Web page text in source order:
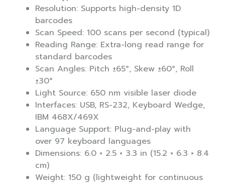
Resolution: Supports high-density 1D
barcodes
Scan Speed: 100 scans per second (typical)
Reading Range: Extra-long read range for
standard barcodes
Scan Angles: Pitch ±65°, Skew ±60°, Roll
±30°
Light Source: 650 nm visible laser diode
Interfaces: USB, RS-232, Keyboard Wedge,
IBM 468X/469X
Language Support: Plug-and-play with
over 97 keyboard languages
Dimensions: 6.0 × 2.5 × 3.3 in (15.2 × 6.3 × 8.4
cm)
Weight: 150 g (lightweight for continuous